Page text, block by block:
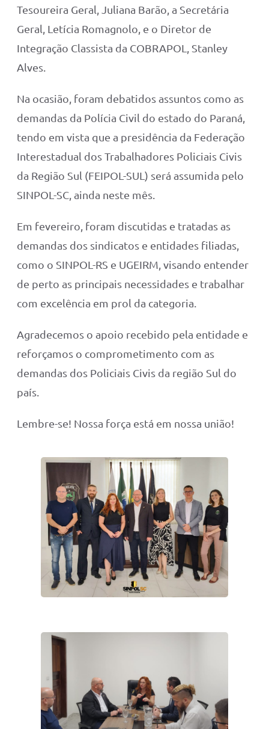
Tesoureira Geral, Juliana Barão, a Secretária
Geral, Letícia Romagnolo, e o Diretor de
Integração Classista da COBRAPOL, Stanley
Alves.
Na ocasião, foram debatidos assuntos como as
demandas da Polícia Civil do estado do Paraná,
tendo em vista que a presidência da Federação
Interestadual dos Trabalhadores Policiais Civis
da Região Sul (FEIPOL-SUL) será assumida pelo
SINPOL-SC, ainda neste mês.
Em fevereiro, foram discutidas e tratadas as
demandas dos sindicatos e entidades filiadas,
como o SINPOL-RS e UGEIRM, visando entender
de perto as principais necessidades e trabalhar
com excelência em prol da categoria.
Agradecemos o apoio recebido pela entidade e
reforçamos o comprometimento com as
demandas dos Policiais Civis da região Sul do
país.
Lembre-se! Nossa força está em nossa união!